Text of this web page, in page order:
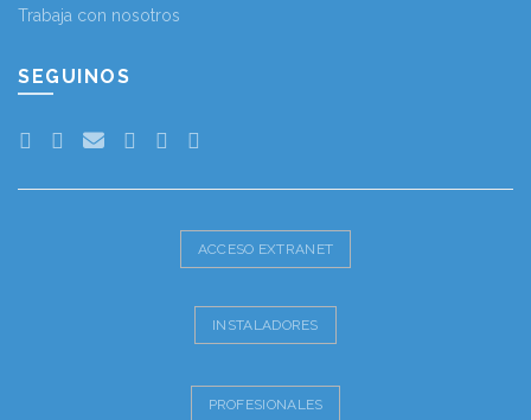
Trabaja con nosotros
SEGUINOS
ACCESO EXTRANET
INSTALADORES
PROFESIONALES